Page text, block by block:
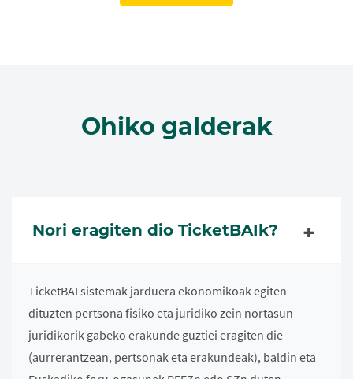
Ohiko galderak
Nori eragiten dio TicketBAIk?
TicketBAI sistemak jarduera ekonomikoak egiten
dituzten pertsona fisiko eta juridiko zein nortasun
juridikorik gabeko erakunde guztiei eragiten die
(aurrerantzean, pertsonak eta erakundeak), baldin eta